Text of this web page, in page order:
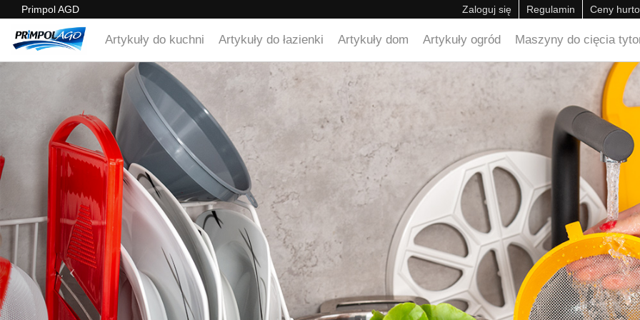
Primpol AGD Zaloguj się Regulamin Ceny
Artykuły do kuchni Artykuły do łazienki Artykuły dom Artykuły ogród Maszyny do cięcia